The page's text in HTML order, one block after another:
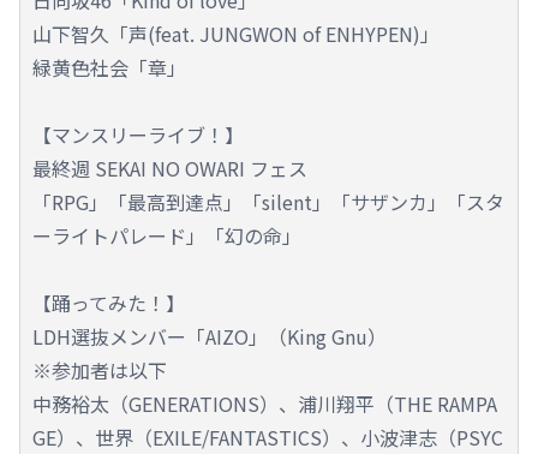
山下智久「声(feat. JUNGWON of ENHYPEN)」
緑黄色社会「章」
【マンスリーライブ！】
最終週 SEKAI NO OWARI フェス
「RPG」「最高到達点」「silent」「サザンカ」「スタ
ーライトパレード」「幻の命」
【踊ってみた！】
LDH選抜メンバー「AIZO」（King Gnu）
※参加者は以下
中務裕太（GENERATIONS）、浦川翔平（THE RAMPA
GE）、世界（EXILE/FANTASTICS）、小波津志（PSYC